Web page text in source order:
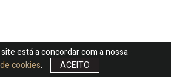
está a concordar com a nossa
cookies. ACEITO